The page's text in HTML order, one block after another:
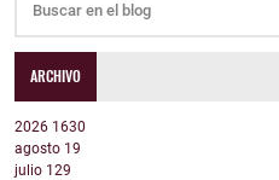
ARCHIVO
2026 1630
agosto 19
julio 129